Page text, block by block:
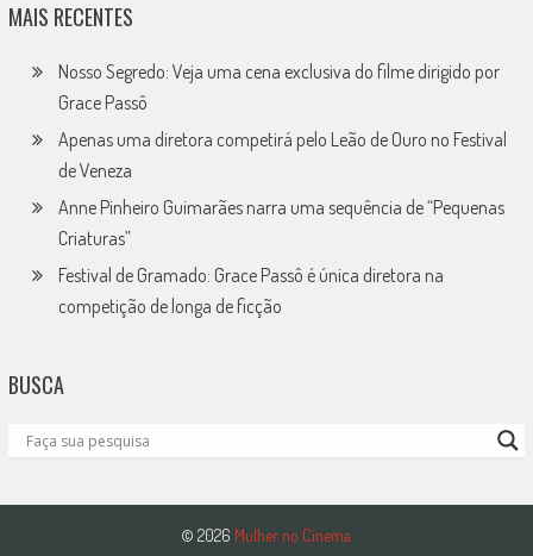
MAIS RECENTES
Nosso Segredo: Veja uma cena exclusiva do filme dirigido por
Grace Passô
Apenas uma diretora competirá pelo Leão de Ouro no Festival
de Veneza
Anne Pinheiro Guimarães narra uma sequência de “Pequenas
Criaturas”
Festival de Gramado: Grace Passô é única diretora na
competição de longa de ficção
BUSCA
© 2026 Mulher no Cinema